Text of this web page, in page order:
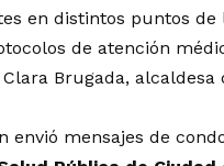
en distintos puntos de
de atención
Brugada,
envió mensajes de